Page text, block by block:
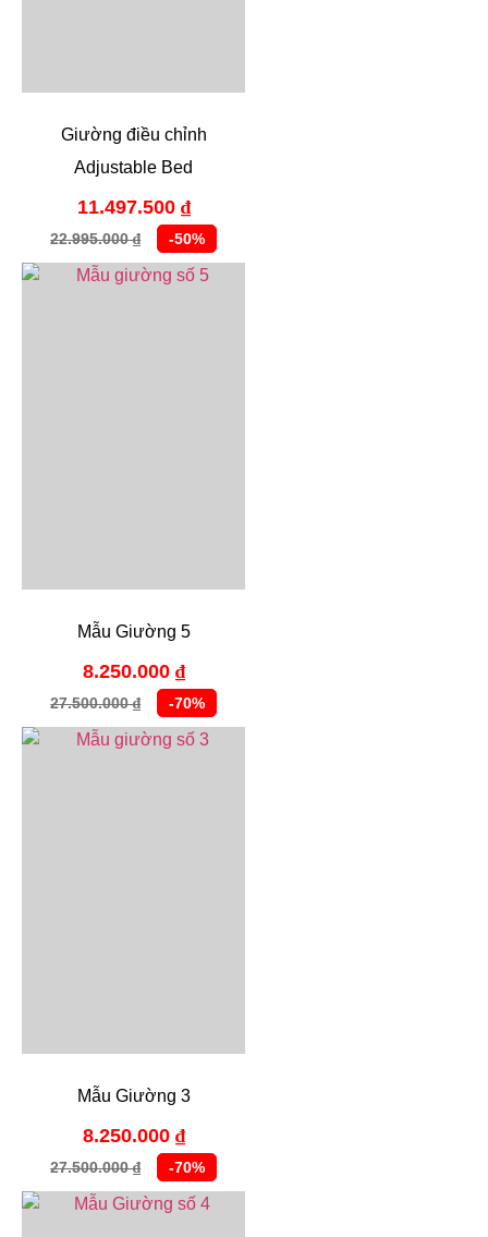
Giường điều chỉnh
Adjustable Bed
-50%
22.995.000₫
11.497.500 ₫
Mẫu Giường 5
-70%
27.500.000₫
8.250.000 ₫
Mẫu Giường 3
-70%
27.500.000₫
8.250.000 ₫